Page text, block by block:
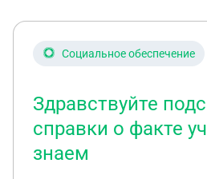
Социальное обеспечение
Здравствуйте
справки о факте
знаем